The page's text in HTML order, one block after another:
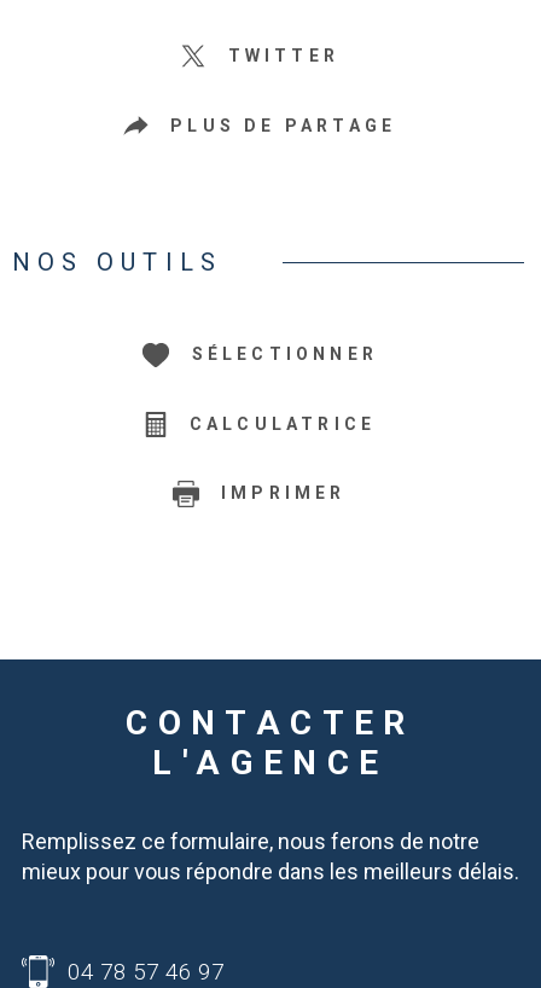
TWITTER
PLUS DE PARTAGE
NOS OUTILS
SÉLECTIONNER
CALCULATRICE
IMPRIMER
CONTACTER
L'AGENCE
Remplissez ce formulaire, nous ferons de notre
mieux pour vous répondre dans les meilleurs délais.
04 78 57 46 97